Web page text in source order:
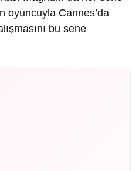
oyuncuyla Cannes’da
bu sene